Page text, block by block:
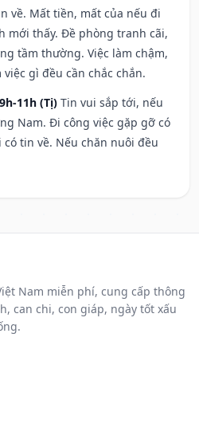
về. Mất tiền, mất của nếu đi
mới thấy. Đề phòng tranh cãi,
tầm thường. Việc làm chậm,
gì đều cần chắc chắn.
11h (Tị) Tin vui sắp tới, nếu
Nam. Đi công việc gặp gỡ có
tin về. Nếu chăn nuôi đều
Nam miễn phí, cung cấp thông
can chi, con giáp, ngày tốt xấu